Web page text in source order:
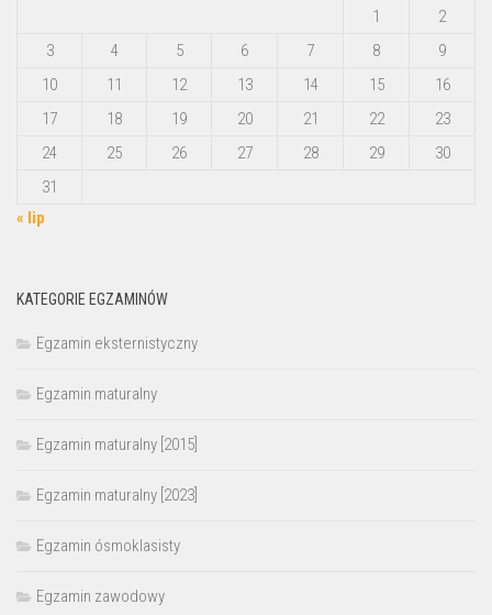
1
2
3
4 5 6 7 8
9
10
11 12 13 14 15
16
17
18 19 20 21 22
23
24
25 26 27 28 29
30
31
« lip
KATEGORIE EGZAMINÓW
Egzamin eksternistyczny
Egzamin maturalny
Egzamin maturalny [2015]
Egzamin maturalny [2023]
Egzamin ósmoklasisty
Egzamin zawodowy